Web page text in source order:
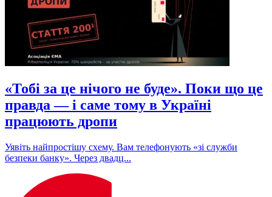
«Тобі за це нічого не буде». Поки що це
правда — і саме тому в Україні
працюють дропи
Уявіть найпростішу схему. Вам телефонують «зі служби
безпеки банку». Через двадц...